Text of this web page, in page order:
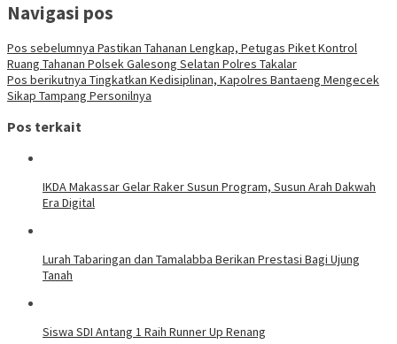
Navigasi pos
Pos sebelumnya Pastikan Tahanan Lengkap, Petugas Piket Kontrol
Ruang Tahanan Polsek Galesong Selatan Polres Takalar
Pos berikutnya Tingkatkan Kedisiplinan, Kapolres Bantaeng Mengecek
Sikap Tampang Personilnya
Pos terkait
IKDA Makassar Gelar Raker Susun Program, Susun Arah Dakwah
Era Digital
Lurah Tabaringan dan Tamalabba Berikan Prestasi Bagi Ujung
Tanah
Siswa SDI Antang 1 Raih Runner Up Renang